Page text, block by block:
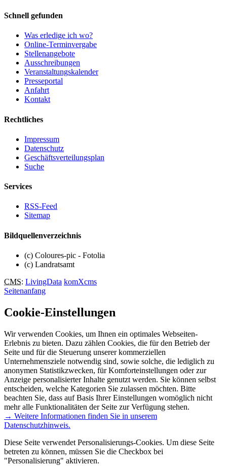
Schnell gefunden
Was erledige ich wo?
Online-Terminvergabe
Stellenangebote
Ausschreibungen
Veranstaltungskalender
Presseportal
Anfahrt
Kontakt
Rechtliches
Impressum
Datenschutz
Geschäftsverteilungsplan
Suche
Services
RSS-Feed
Sitemap
Bildquellenverzeichnis
(c) Coloures-pic - Fotolia
(c) Landratsamt
CMS: LivingData komXcms
Seitenanfang
Cookie-Einstellungen
Wir verwenden Cookies, um Ihnen ein optimales Webseiten-
Erlebnis zu bieten. Dazu zählen Cookies, die für den Betrieb der
Seite und für die Steuerung unserer kommerziellen
Unternehmensziele notwendig sind, sowie solche, die lediglich zu
anonymen Statistikzwecken, für Komforteinstellungen oder zur
Anzeige personalisierter Inhalte genutzt werden. Sie können selbst
entscheiden, welche Kategorien Sie zulassen möchten. Bitte
beachten Sie, dass auf Basis Ihrer Einstellungen womöglich nicht
mehr alle Funktionalitäten der Seite zur Verfügung stehen.
→ Weitere Informationen finden Sie in unserem
Datenschutzhinweis.
Diese Seite verwendet Personalisierungs-Cookies. Um diese Seite
betreten zu können, müssen Sie die Checkbox bei
"Personalisierung" aktivieren.